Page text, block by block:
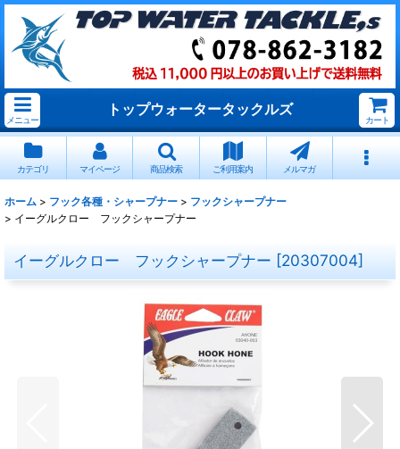
メニュー
トップウォータータックルズ
カート
カテゴリ マイページ 商品検索 ご利用案内 メルマガ
ホーム > フック各種・シャープナー > フックシャープナー
> イーグルクロー フックシャープナー
イーグルクロー フックシャープナー [20307004]